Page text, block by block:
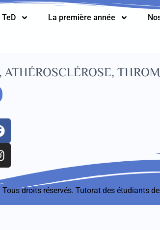
TeD La première année
Tous droits réservés. Tutorat des étudiants